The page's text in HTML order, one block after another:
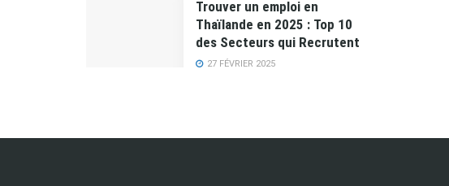
Trouver un emploi en
Thaïlande en 2025 : Top 10
des Secteurs qui Recrutent
27 FÉVRIER 2025